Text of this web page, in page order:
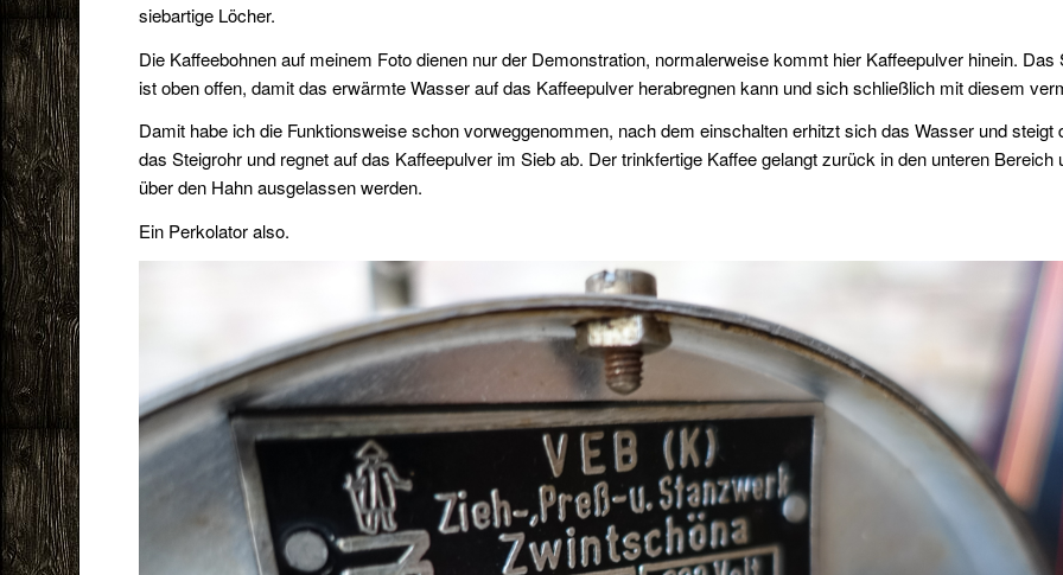
siebartige Löcher.
Die Kaffeebohnen auf meinem Foto dienen nur der Demonstration, normalerweise kommt hier Kaffeepulver hinein. Das
ist oben offen, damit das erwärmte Wasser auf das Kaffeepulver herabregnen kann und sich schließlich mit diesem
Damit habe ich die Funktionsweise schon vorweggenommen, nach dem einschalten erhitzt sich das Wasser und steigt
das Steigrohr und regnet auf das Kaffeepulver im Sieb ab. Der trinkfertige Kaffee gelangt zurück in den unteren Bereich
über den Hahn ausgelassen werden.
Ein Perkolator also.